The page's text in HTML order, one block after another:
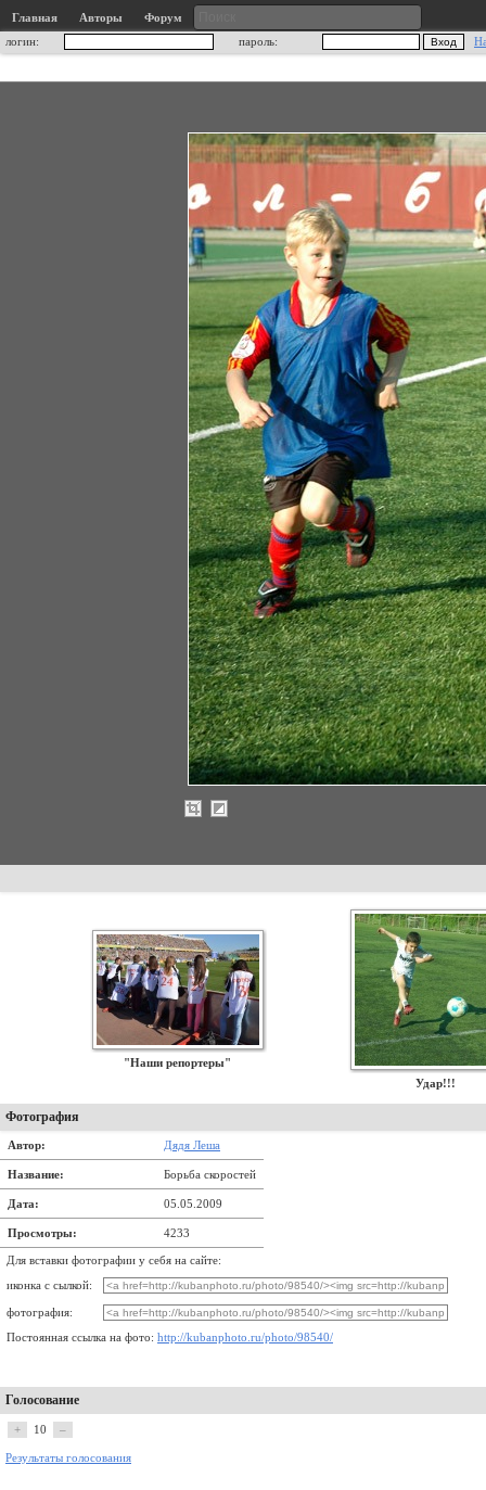
Главная Авторы
Форум
логин:
пароль:
"Наши репортеры"
Удар!!!
Фотография
Автор: Дядя Леша
Название: Борьба скоростей
Дата: 05.05.2009
Просмотры: 4233
Для вставки фотографии у себя на сайте:
иконка с сылкой:
фотография:
Постоянная ссылка на фото: http://kubanphoto.ru/photo/98540/
Голосование
+ 10 –
Результаты голосования